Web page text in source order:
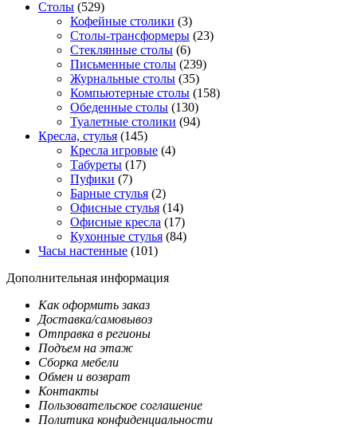
Столы (529)
Кофейные столики (3)
Столы-трансформеры (23)
Стеклянные столы (6)
Письменные столы (239)
Журнальные столы (35)
Компьютерные столы (158)
Обеденные столы (130)
Туалетные столики (94)
Кресла, стулья (145)
Кресла игровые (4)
Табуреты (17)
Пуфики (7)
Барные стулья (2)
Офисные стулья (14)
Офисные кресла (17)
Кухонные стулья (84)
Часы настенные (101)
Дополнительная информация
Как оформить заказ
Доставка/самовывоз
Отправка в регионы
Подъем на этаж
Сборка мебели
Обмен и возврат
Контакты
Пользовательское соглашение
Политика конфиденциальности